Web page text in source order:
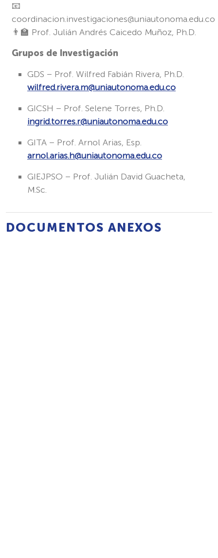
📧
coordinacion.investigaciones@uniautonoma.edu.co
👨‍🏫 Prof. Julián Andrés Caicedo Muñoz, Ph.D.
Grupos de Investigación
GDS – Prof. Wilfred Fabián Rivera, Ph.D.
wilfred.rivera.m@uniautonoma.edu.co
GICSH – Prof. Selene Torres, Ph.D.
ingrid.torres.r@uniautonoma.edu.co
GITA – Prof. Arnol Arias, Esp.
arnol.arias.h@uniautonoma.edu.co
GIEJPSO – Prof. Julián David Guacheta,
M.Sc.
DOCUMENTOS ANEXOS